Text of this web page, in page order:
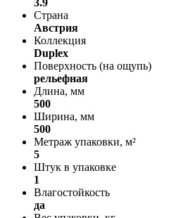
Страна
Австрия
Коллекция
Duplex
Поверхность (на ощупь)
рельефная
Длина, мм
500
Ширина, мм
500
Метраж упаковки, м²
5
Штук в упаковке
1
Влагостойкость
да